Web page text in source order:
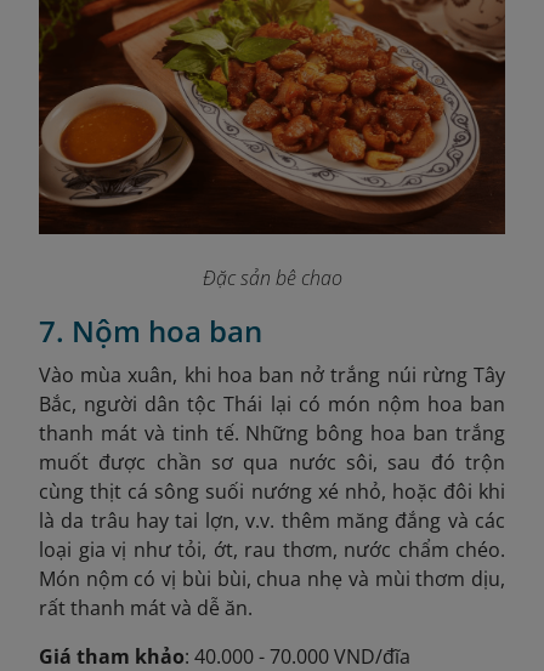
Đặc sản bê chao
7. Nộm hoa ban
Vào mùa xuân, khi hoa ban nở trắng núi rừng Tây
Bắc, người dân tộc Thái lại có món nộm hoa ban
thanh mát và tinh tế. Những bông hoa ban trắng
muốt được chần sơ qua nước sôi, sau đó trộn
cùng thịt cá sông suối nướng xé nhỏ, hoặc đôi khi
là da trâu hay tai lợn, v.v. thêm măng đắng và các
loại gia vị như tỏi, ớt, rau thơm, nước chẩm chéo.
Món nộm có vị bùi bùi, chua nhẹ và mùi thơm dịu,
rất thanh mát và dễ ăn.
Giá tham khảo: 40.000 - 70.000 VND/đĩa